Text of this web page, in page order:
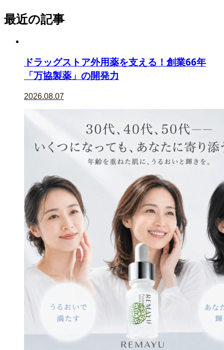
最近の記事
ドラッグストア外用薬を支える！創業66年
「万協製薬」の開発力
2026.08.07